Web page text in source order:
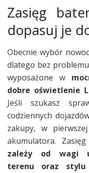
Zasięg
dopasuj je
Obecnie wybór
dlatego bez
wyposażone w
dobre oświetlenie
Jeśli szukasz
codziennych
zakupy, w
akumulatora.
zależy od wagi
terenu oraz